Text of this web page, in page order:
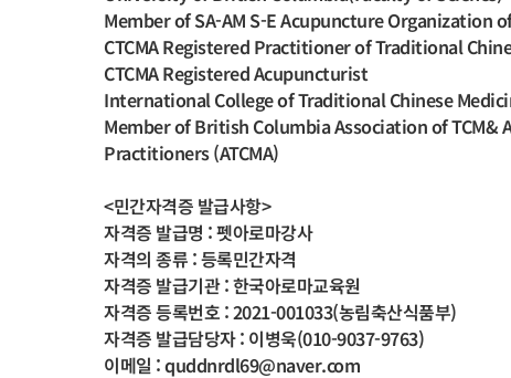
Member of SA-AM S-E Acupuncture Organization
CTCMA Registered Practitioner of Traditional
CTCMA Registered Acupuncturist
International College of Traditional Chinese
Member of British Columbia Association of TCM&
Practitioners (ATCMA)
<민간자격증 발급사항>
자격증 발급명 : 펫아로마강사
자격의 종류 : 등록민간자격
자격증 발급기관 : 한국아로마교육원
자격증 등록번호 : 2021-001033(농림축산식품부)
자격증 발급담당자 : 이병욱(010-9037-9763)
이메일 : quddnrdl69@naver.com